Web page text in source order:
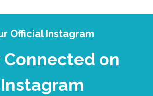
Official Instagram
Connected on
Instagram